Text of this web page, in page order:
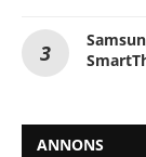
ANNONS